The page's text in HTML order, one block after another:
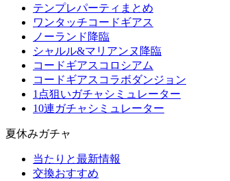
テンプレパーティまとめ
ワンタッチコードギアス
ノーランド降臨
シャルル&マリアンヌ降臨
コードギアスコロシアム
コードギアスコラボダンジョン
1点狙いガチャシミュレーター
10連ガチャシミュレーター
夏休みガチャ
当たりと最新情報
交換おすすめ